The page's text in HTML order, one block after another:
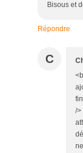
Bisous et
Répondre
C
/>